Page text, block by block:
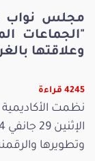
مجلس نواب
وعلاقتها
4245 قراءة
نظمت
وتطويرها